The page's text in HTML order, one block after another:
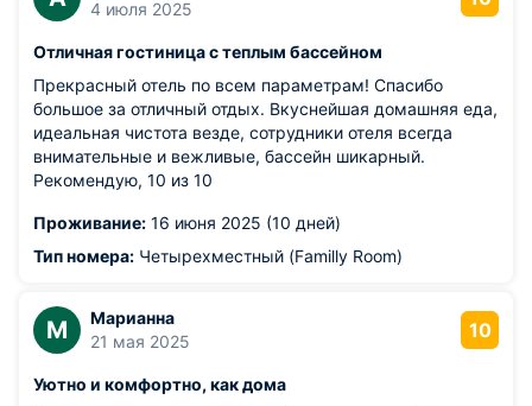
4 июля 2025
Отличная гостиница с теплым бассейном
Прекрасный отель по всем параметрам! Спасибо
большое за отличный отдых. Вкуснейшая домашняя еда,
идеальная чистота везде, сотрудники отеля всегда
внимательные и вежливые, бассейн шикарный.
Рекомендую, 10 из 10
Проживание: 16 июня 2025 (10 дней)
Тип номера: Четырехместный (Familly Room)
М
Марианна
21 мая 2025
10
Уютно и комфортно, как дома